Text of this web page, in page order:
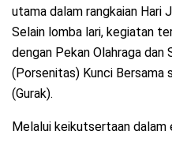
utama dalam rangkaian Hari
Selain lomba lari, kegiatan
dengan Pekan Olahraga dan
(Porsenitas) Kunci Bersama
(Gurak).
Melalui keikutsertaan